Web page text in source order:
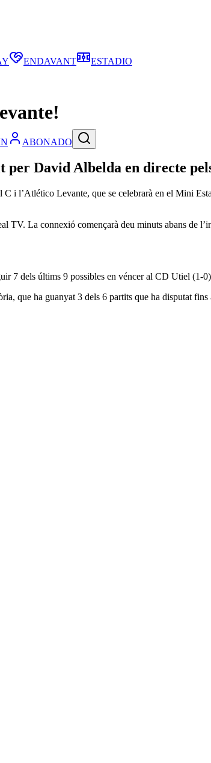
ABONADO
ENDAVANT ESTADIO
David Albelda en directe
i l’Atlético Levante, que se celebrarà en el Mini
TV. La connexió començarà deu minuts abans de
7 dels últims 9 possibles en véncer al CD Utiel
que ha guanyat 3 dels 6 partits que ha disputat